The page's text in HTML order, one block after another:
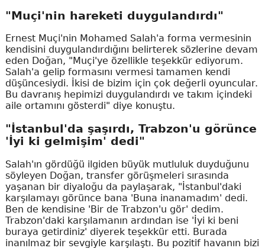
"Muçi'nin hareketi duygulandırdı"
Ernest Muçi'nin Mohamed Salah'a forma vermesinin
kendisini duygulandırdığını belirterek sözlerine devam
eden Doğan, "Muçi'ye özellikle teşekkür ediyorum.
Salah'a gelip formasını vermesi tamamen kendi
düşüncesiydi. İkisi de bizim için çok değerli oyuncular.
Bu davranış hepimizi duygulandırdı ve takım içindeki
aile ortamını gösterdi" diye konuştu.
"İstanbul'da şaşırdı, Trabzon'u görünce
'İyi ki gelmişim' dedi"
Salah'ın gördüğü ilgiden büyük mutluluk duyduğunu
söyleyen Doğan, transfer görüşmeleri sırasında
yaşanan bir diyaloğu da paylaşarak, "İstanbul'daki
karşılamayı görünce bana 'Buna inanamadım' dedi.
Ben de kendisine 'Bir de Trabzon'u gör' dedim.
Trabzon'daki karşılamanın ardından ise 'İyi ki beni
buraya getirdiniz' diyerek teşekkür etti. Burada
inanılmaz bir sevgiyle karşılaştı. Bu pozitif havanın bizi